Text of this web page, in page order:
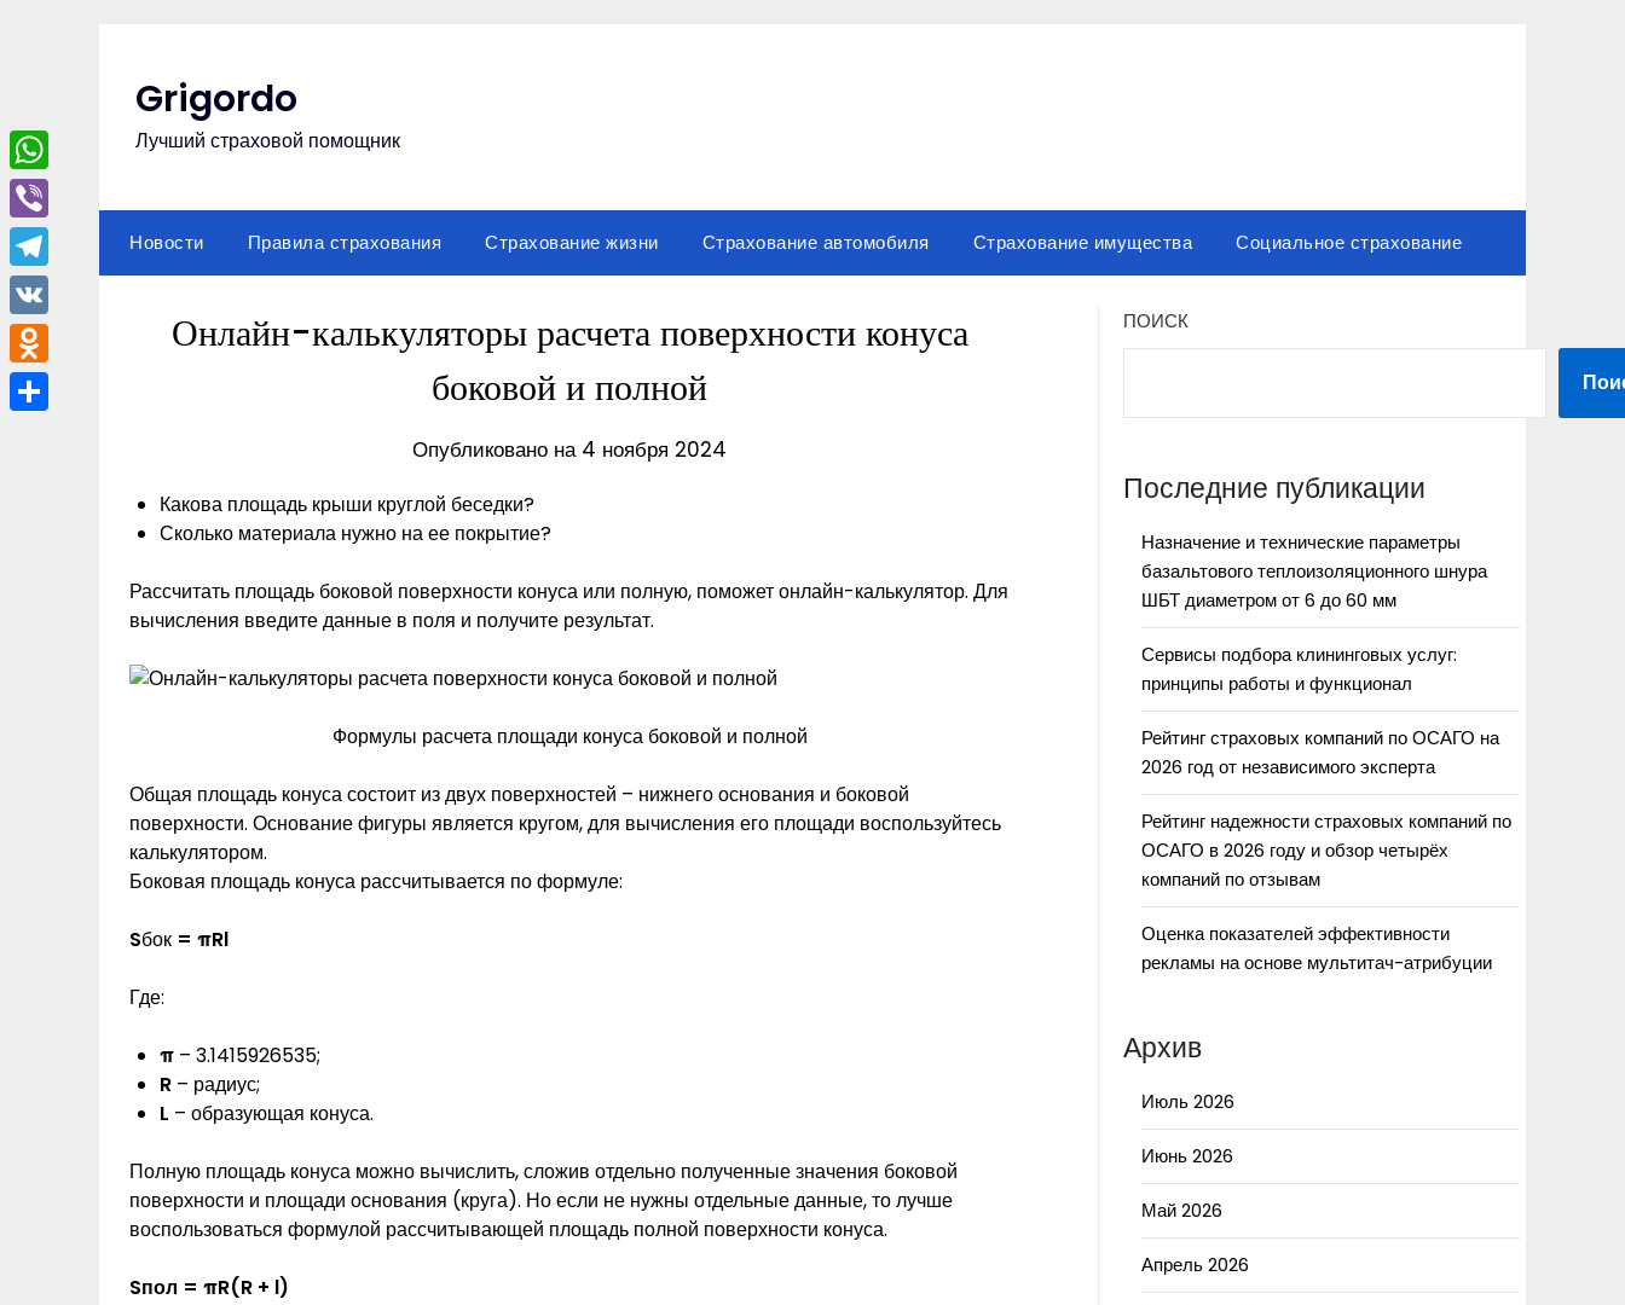
Grigordo
Лучший страховой помощник
Новости Правила страхования Страхование жизни Страхование автомобиля Страхование имущества Социальное страхование
Онлайн-калькуляторы расчета поверхности конуса
боковой и полной
Опубликовано на 4 ноября 2024
Какова площадь крыши круглой беседки?
Сколько материала нужно на ее покрытие?
Рассчитать площадь боковой поверхности конуса или полную, поможет онлайн-калькулятор. Для
вычисления введите данные в поля и получите результат.
Формулы расчета площади конуса боковой и полной
Общая площадь конуса состоит из двух поверхностей – нижнего основания и боковой
поверхности. Основание фигуры является кругом, для вычисления его площади воспользуйтесь
калькулятором.
Боковая площадь конуса рассчитывается по формуле:
Sбок = πRl
Где:
π – 3.1415926535;
R – радиус;
L – образующая конуса.
Полную площадь конуса можно вычислить, сложив отдельно полученные значения боковой
поверхности и площади основания (круга). Но если не нужны отдельные данные, то лучше
воспользоваться формулой рассчитывающей площадь полной поверхности конуса.
Sпол = πR(R + l)
ПОИСК
Последние публикации
Назначение и технические параметры
базальтового теплоизоляционного шнура
ШБТ диаметром от 6 до 60 мм
Сервисы подбора клининговых услуг:
принципы работы и функционал
Рейтинг страховых компаний по ОСАГО на
2026 год от независимого эксперта
Рейтинг надежности страховых компаний по
ОСАГО в 2026 году и обзор четырёх
компаний по отзывам
Оценка показателей эффективности
рекламы на основе мультитач-атрибуции
Архив
Июль 2026
Июнь 2026
Май 2026
Апрель 2026
WhatsApp
Viber
Telegram
VK
Odnoklassniki